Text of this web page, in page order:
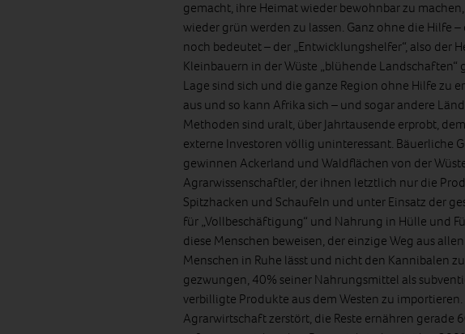
gemacht, ihre Heimat wieder bewohnbar zu
wieder grün werden zu lassen. Ganz ohne die Hilfe
noch bedeutet – der „Entwicklungshelfer“, also der
Kleinbauern in der Wüste „blühende Landschaften“
Lage sind sich und die ganze Region ohne Hilfe zu
aus und so kann Afrika sich – und sogar andere
Methoden sind uralt, über Jahrtausende erprobt,
externe Investoren völlig uninteressant. Bäuerliche
gewinnen Ackerland und Waldflächen von der
Agrarwissenschaftler, der ihnen letztlich nur die
Spitzhacken und Schaufeln und unter Einsatz der
für „Vollbeschäftigung“ und Nahrung in Hülle und
diese Menschen beweisen, der einzige Weg aus
Menschen in Ruhe lässt und nicht den Kannibalen
gezwungen, 40% seiner Nahrungsmittel als
verbilligte Produkte aus dem Westen zu
Agrarwirtschaft zerstört, die Reste ernähren gerade